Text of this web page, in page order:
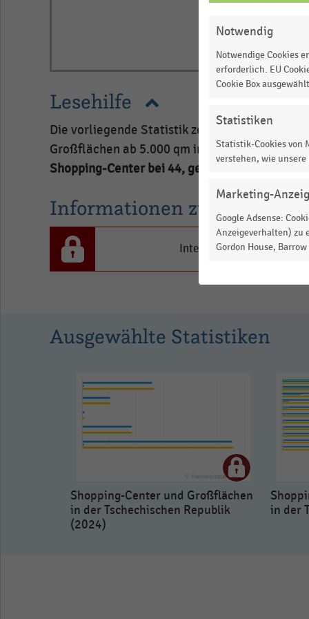
Lesehilfe
Die vorliegende Statistik zeigt die Anzahl der
Großflächen ab 5.000 qm in Estland im Jahr
Shopping-Center bei 44, geplant sind weitere 2.
Informationen zur Statistik
Interesse an den
Ausgewählte Statistiken
Shopping-Center und Großflächen
in der Tschechischen Republik
(2024)
in der
Notwendig
Notwendige Cookies
erforderlich. EU
Cookie Box
Statistiken
Statistik-Cookies von
verstehen, wie
Marketing-
Google Adsense:
Anzeigeverhalten) zu
Gordon House,